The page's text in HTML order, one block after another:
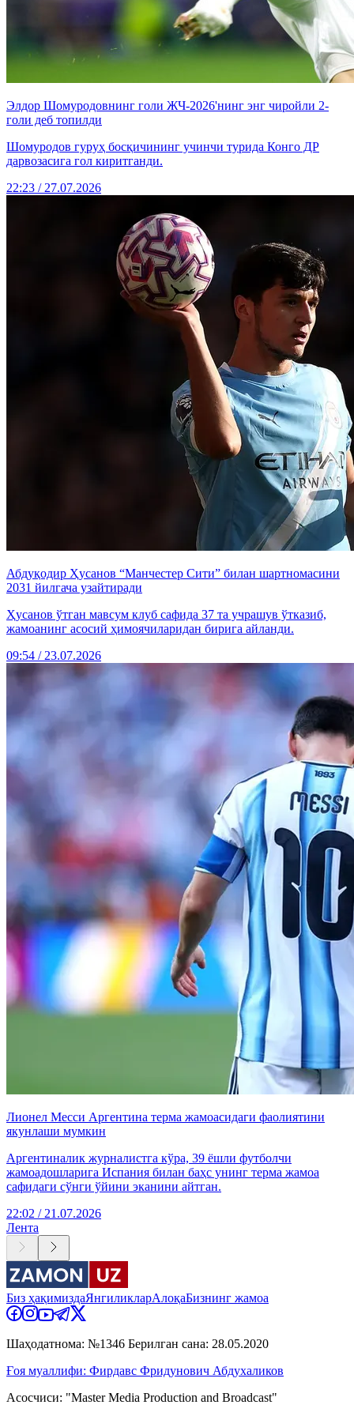
Элдор Шомуродовнинг голи ЖЧ-2026'нинг энг чиройли 2-
голи деб топилди
Шомуродов гуруҳ босқичининг учинчи турида Конго ДР
дарвозасига гол киритганди.
22:23 / 27.07.2026
Абдуқодир Ҳусанов “Манчестер Сити” билан шартномасини
2031 йилгача узайтиради
Ҳусанов ўтган мавсум клуб сафида 37 та учрашув ўтказиб,
жамоанинг асосий ҳимоячиларидан бирига айланди.
09:54 / 23.07.2026
Лионел Месси Аргентина терма жамоасидаги фаолиятини
якунлаши мумкин
Аргентиналик журналистга кўра, 39 ёшли футболчи
жамоадошларига Испания билан баҳс унинг терма жамоа
сафидаги сўнги ўйини эканини айтган.
22:02 / 21.07.2026
Лента
Биз ҳақимиздаЯнгиликларАлоқаБизнинг жамоа
Шаҳодатнома: №1346 Берилган сана: 28.05.2020
Ғоя муаллифи: Фирдавс Фридунович Абдухаликов
Асосчиси: "Master Media Production and Broadcast"